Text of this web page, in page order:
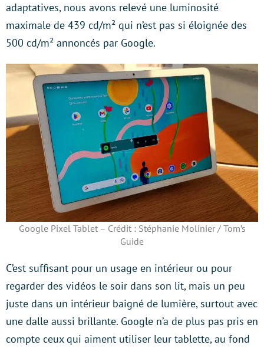
adaptatives, nous avons relevé une luminosité
maximale de 439 cd/m² qui n’est pas si éloignée des
500 cd/m² annoncés par Google.
Google Pixel Tablet – Crédit : Stéphanie Molinier / Tom’s
Guide
C’est suffisant pour un usage en intérieur ou pour
regarder des vidéos le soir dans son lit, mais un peu
juste dans un intérieur baigné de lumière, surtout avec
une dalle aussi brillante. Google n’a de plus pas pris en
compte ceux qui aiment utiliser leur tablette, au fond